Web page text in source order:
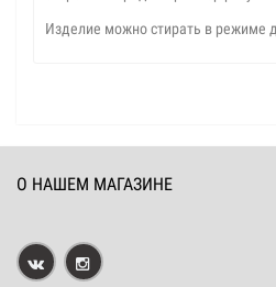
Изделие можно стирать в режиме
О НАШЕМ МАГАЗИНЕ